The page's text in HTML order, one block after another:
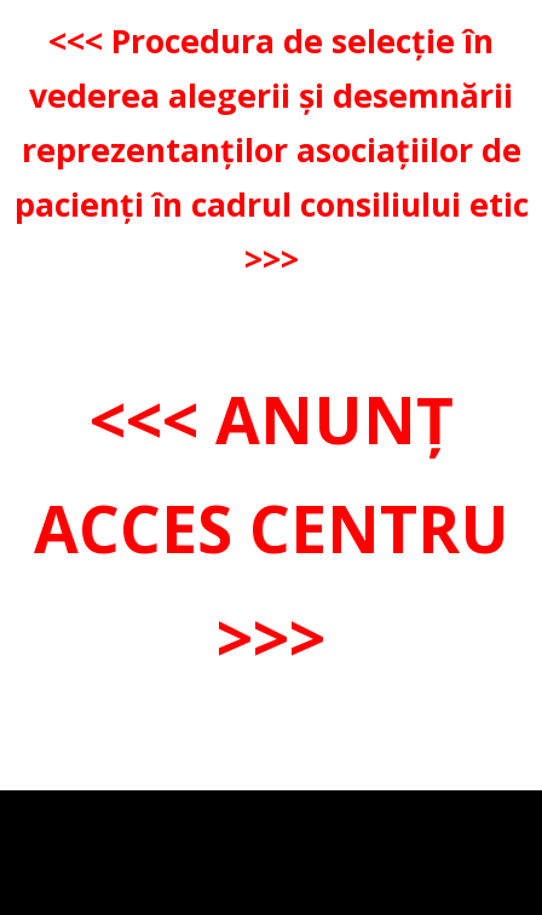
<<< Procedura de selecție în
vederea alegerii și desemnării
reprezentanților asociațiilor de
pacienți în cadrul consiliului etic
>>>
<<< ANUNȚ
ACCES CENTRU
>>>